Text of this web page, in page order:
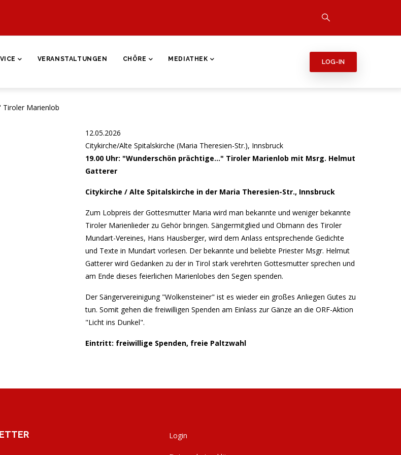
VERANSTALTUNGEN CHÖRE MEDIATHEK LOG-IN
Tiroler Marienlob
12.05.2026
Citykirche/Alte Spitalskirche (Maria Theresien-Str.), Innsbruck
19.00 Uhr: "Wunderschön prächtige..." Tiroler Marienlob mit Msrg. Helmut
Gatterer
Citykirche / Alte Spitalskirche in der Maria Theresien-Str., Innsbruck
Zum Lobpreis der Gottesmutter Maria wird man bekannte und weniger bekannte
Tiroler Marienlieder zu Gehör bringen. Sängermitglied und Obmann des Tiroler
Mundart-Vereines, Hans Hausberger, wird dem Anlass entsprechende Gedichte
und Texte in Mundart vorlesen. Der bekannte und beliebte Priester Msgr. Helmut
Gatterer wird Gedanken zu der in Tirol stark verehrten Gottesmutter sprechen und
am Ende dieses feierlichen Marienlobes den Segen spenden.
Der Sängervereinigung "Wolkensteiner" ist es wieder ein großes Anliegen Gutes zu
tun. Somit gehen die freiwilligen Spenden am Einlass zur Gänze an die ORF-Aktion
"Licht ins Dunkel".
Eintritt: freiwillige Spenden, freie Paltzwahl
Login